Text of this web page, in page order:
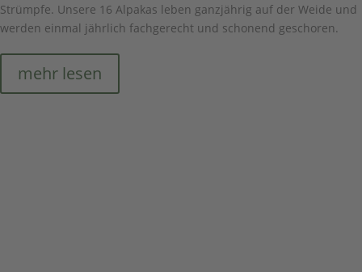
Strümpfe. Unsere 16 Alpakas leben ganzjährig auf der Weide und
werden einmal jährlich fachgerecht und schonend geschoren.
mehr lesen